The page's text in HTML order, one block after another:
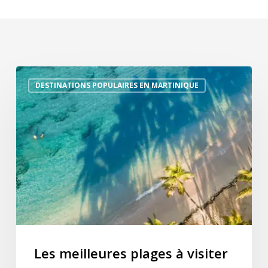
DESTINATIONS POPULAIRES EN MARTINIQUE
Les
meilleures
plages
à
visiter
en
voiture
en
Martinique
Les meilleures plages à visiter